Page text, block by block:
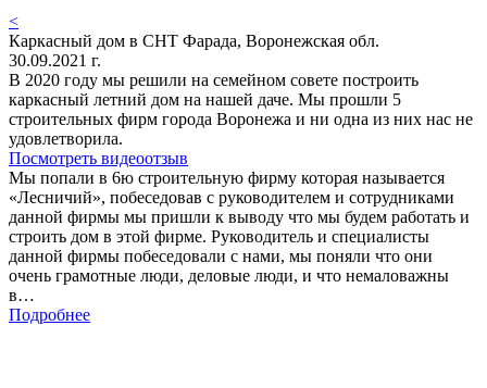
<
Каркасный дом в СНТ Фарада, Воронежская обл.
30.09.2021 г.
В 2020 году мы решили на семейном совете построить
каркасный летний дом на нашей даче. Мы прошли 5
строительных фирм города Воронежа и ни одна из них нас не
удовлетворила.
Посмотреть видеоотзыв
Мы попали в 6ю строительную фирму которая называется
«Лесничий», побеседовав с руководителем и сотрудниками
данной фирмы мы пришли к выводу что мы будем работать и
строить дом в этой фирме. Руководитель и специалисты
данной фирмы побеседовали с нами, мы поняли что они
очень грамотные люди, деловые люди, и что немаловажны
в…
Подробнее